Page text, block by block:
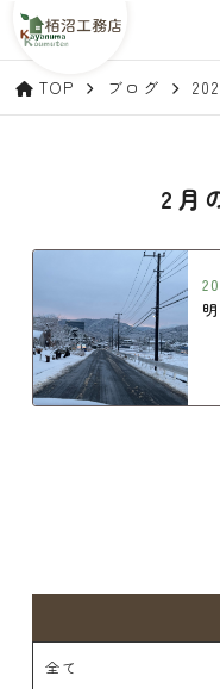
TOP ブログ
2月
全て